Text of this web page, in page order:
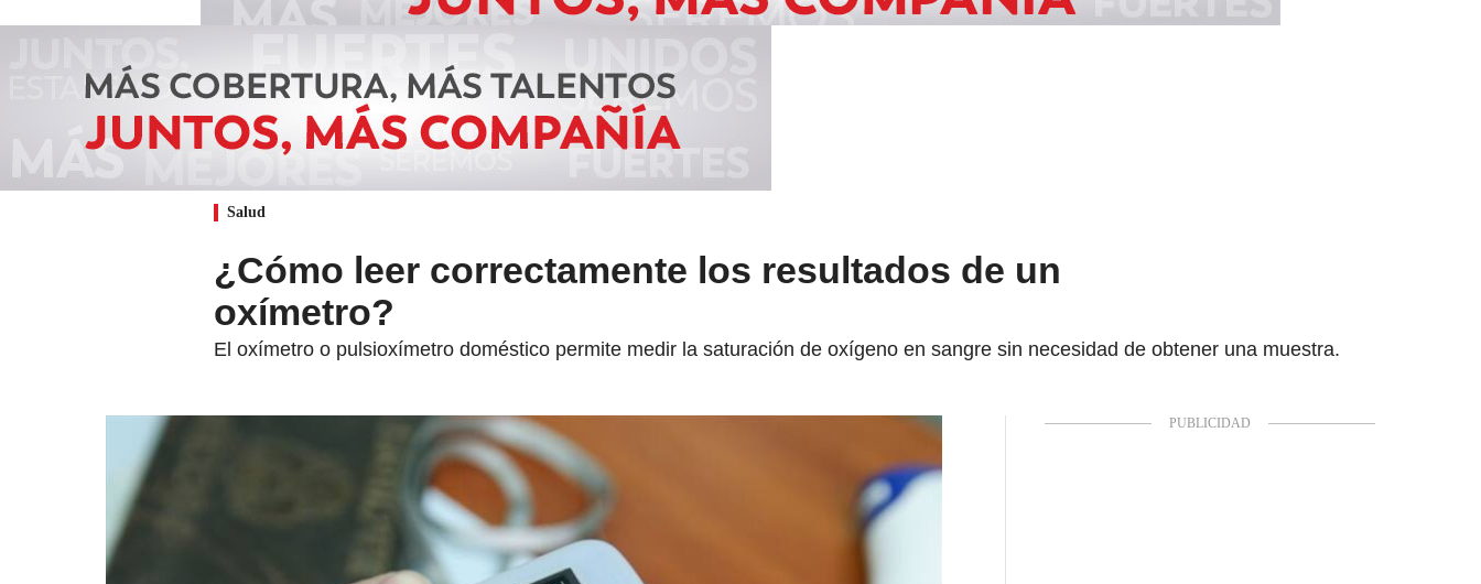
Salud
¿Cómo leer correctamente los resultados de un
oxímetro?
El oxímetro o pulsioxímetro doméstico permite medir la saturación de oxígeno en sangre sin necesidad de obtener una muestra.